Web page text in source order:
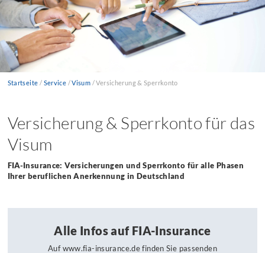
Startseite Service Visum Versicherung & Sperrkonto
Versicherung & Sperrkonto für das
Visum
FIA-Insurance: Versicherungen und Sperrkonto für alle Phasen
Ihrer beruflichen Anerkennung in Deutschland
Alle Infos auf FIA-Insurance
Auf www.fia-insurance.de finden Sie passenden